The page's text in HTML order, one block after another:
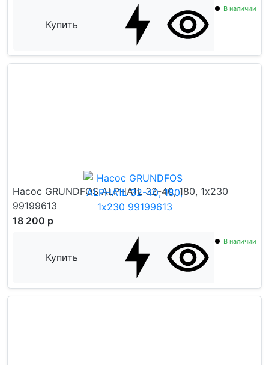
Купить
В наличии
Насос GRUNDFOS ALPHA1L 32-40, 180, 1х230
99199613
18 200 р
Купить
В наличии